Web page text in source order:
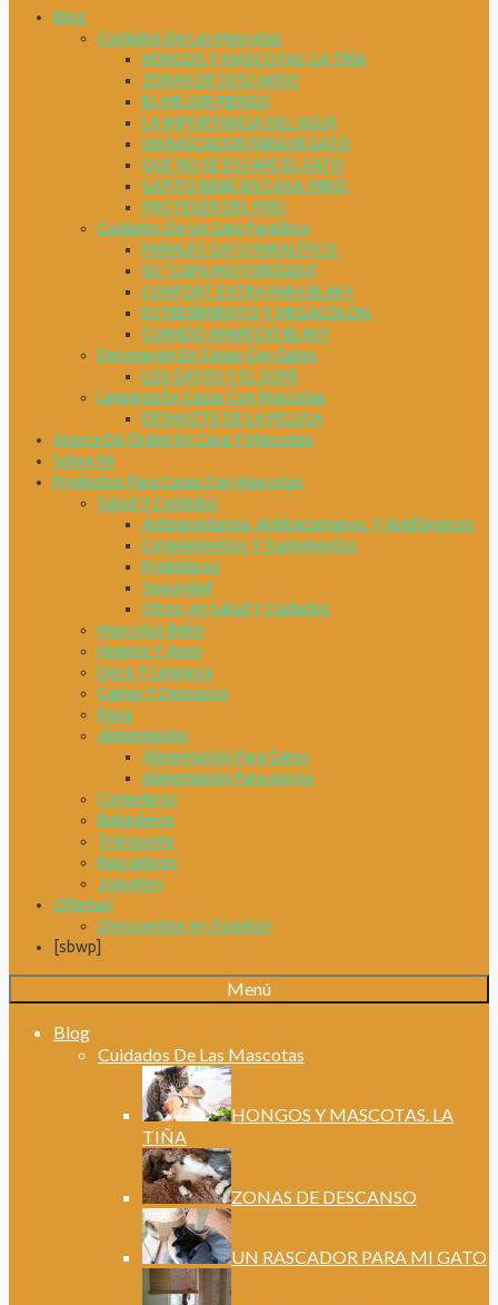
Blog
Cuidados De Las Mascotas
HONGOS Y MASCOTAS. LA TIÑA
ZONAS DE DESCANSO
EL MEJOR PIENSO
LA IMPORTANCIA DEL AGUA
UN RASCADOR PARA MI GATO
QUE NO SE ESCAPE EL GATO
GATITO BEBÉ EN CASA. MIKO.
PROTEGER DEL FRÍO
Cuidados De Un Gato Paralítico
PAÑALES GATO PARALÍTICO.
SU “CAPA MOTORIZADA”
CONFORT EXTRA PARA BLAKY
ESTREÑIMIENTO Y MEGACÓLON.
CUANDO APARECIÓ BLAKY
Decoración En Casas Con Gatos
LOS GATOS Y EL SOFÁ
Limpieza En Casas Con Mascotas
DESHAZTE DE LA PELUSA
Acerca De Orden En Casa Y Mascotas
Sobre Mi
Productos Para Casas Con Mascotas
Salud Y Cuidados
Antiparasitarios, Antibacterianos, Y Antifúngicos
Complementos Y Suplementos
Probióticos
Seguridad
Otros, en Salud Y Cuidados
Mascotas Bebé
Higiene Y Aseo
Deco Y Limpieza
Camas Y Descanso
Ropa
Alimentación
Alimentación Para Gatos
Alimentación Para perros
Comederos
Bebederos
Transporte
Rascadores
Juguetes
¡Ofertas!
¡Descuentos en Zooplús!
[sbwp]
Menú
Blog
Cuidados De Las Mascotas
HONGOS Y MASCOTAS. LA
TIÑA
ZONAS DE DESCANSO
UN RASCADOR PARA MI GATO